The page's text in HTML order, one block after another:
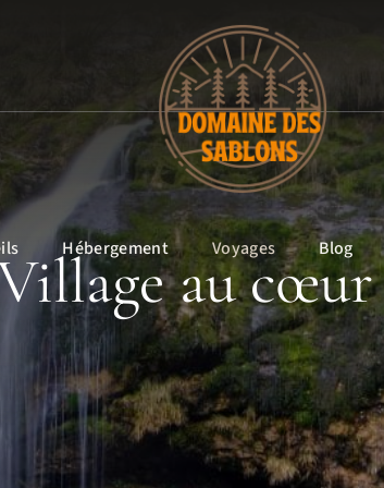
Hébergement Voyages Blog
au